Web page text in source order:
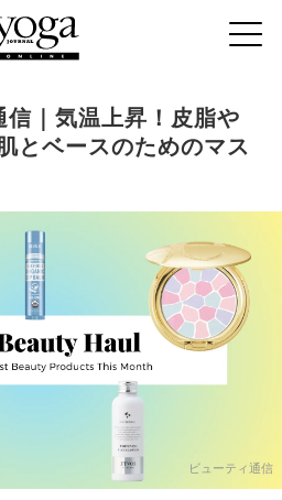
｜気温上昇！皮脂や
とベースのためのマス
ビューティ通信